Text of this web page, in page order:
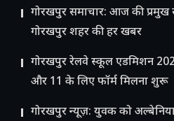
गोरखपुर समाचार: आज की प्रमुख
गोरखपुर शहर की हर खबर
गोरखपुर रेलवे स्कूल एडमिशन
और 11 के लिए फॉर्म मिलना शुरू
गोरखपुर न्यूज़: युवक को